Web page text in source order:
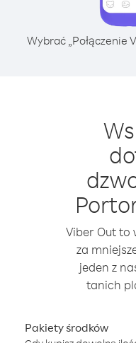
Wybrać „Połączenie
Viber Out to
za
jeden z
tanich
Pakiety środków